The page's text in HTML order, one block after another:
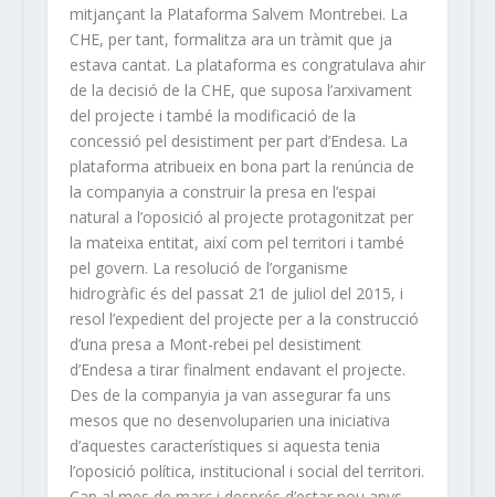
mitjançant la Plataforma Salvem Montrebei. La
CHE, per tant, formalitza ara un tràmit que ja
estava cantat. La plataforma es congratulava ahir
de la decisió de la CHE, que suposa l’arxivament
del projecte i també la modificació de la
concessió pel desistiment per part d’Endesa. La
plataforma atribueix en bona part la renúncia de
la companyia a construir la presa en l’espai
natural a l’oposició al projecte protagonitzat per
la mateixa entitat, així com pel territori i també
pel govern. La resolució de l’organisme
hidrogràfic és del passat 21 de juliol del 2015, i
resol l’expedient del projecte per a la construcció
d’una presa a Mont-rebei pel desistiment
d’Endesa a tirar finalment endavant el projecte.
Des de la companyia ja van assegurar fa uns
mesos que no desenvoluparien una iniciativa
d’aquestes característiques si aquesta tenia
l’oposició política, institucional i social del territori.